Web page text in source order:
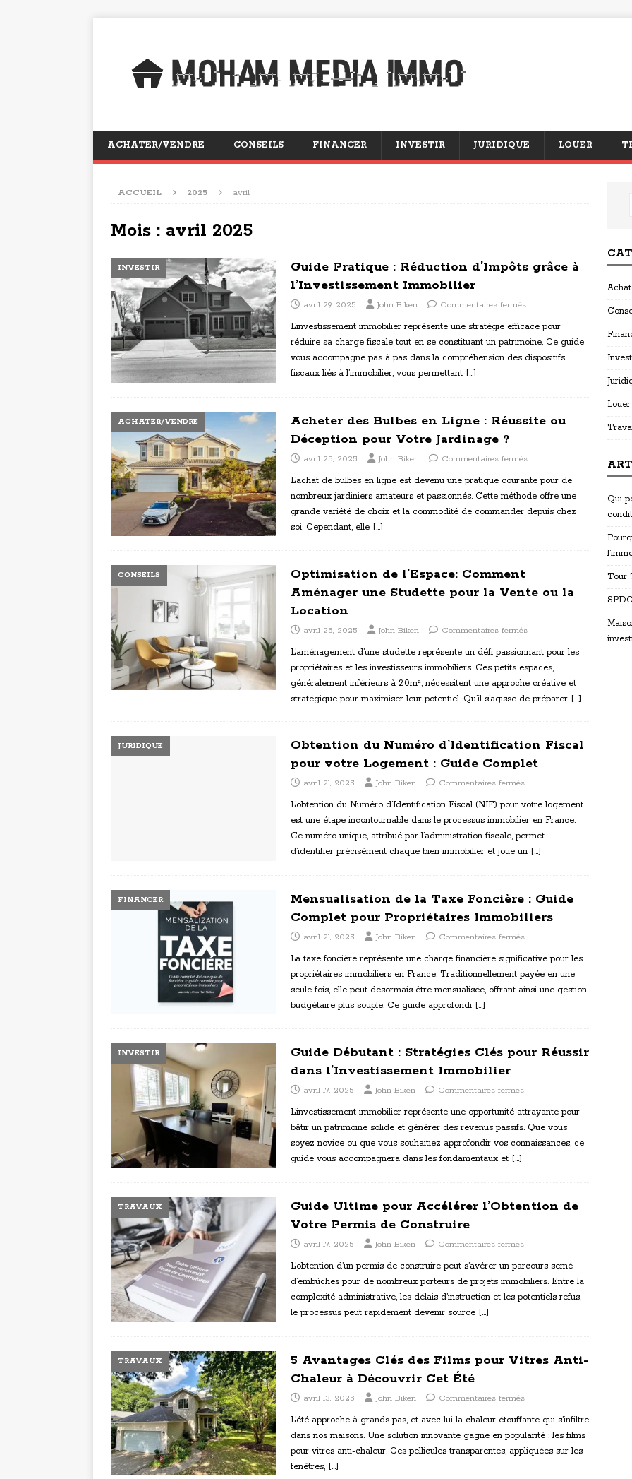
ACHATER/VENDRE CONSEILS FINANCER INVESTIR JURIDIQUE LOUER
ACCUEIL 2025 avril
Mois : avril 2025
INVESTIR
Guide Pratique : Réduction d’Impôts grâce à
l’Investissement Immobilier
avril 29, 2025 John Biken Commentaires fermés
L’investissement immobilier représente une stratégie efficace pour
réduire sa charge fiscale tout en se constituant un patrimoine. Ce guide
vous accompagne pas à pas dans la compréhension des dispositifs
fiscaux liés à l’immobilier, vous permettant […]
ACHATER/VENDRE
Acheter des Bulbes en Ligne : Réussite ou
Déception pour Votre Jardinage ?
avril 25, 2025 John Biken Commentaires fermés
L’achat de bulbes en ligne est devenu une pratique courante pour de
nombreux jardiniers amateurs et passionnés. Cette méthode offre une
grande variété de choix et la commodité de commander depuis chez
soi. Cependant, elle […]
CONSEILS
Optimisation de l’Espace: Comment
Aménager une Studette pour la Vente ou la
Location
avril 25, 2025 John Biken Commentaires fermés
L’aménagement d’une studette représente un défi passionnant pour les
propriétaires et les investisseurs immobiliers. Ces petits espaces,
généralement inférieurs à 20m², nécessitent une approche créative et
stratégique pour maximiser leur potentiel. Qu’il s’agisse de préparer […]
JURIDIQUE
Obtention du Numéro d’Identification Fiscal
pour votre Logement : Guide Complet
avril 21, 2025 John Biken Commentaires fermés
L’obtention du Numéro d’Identification Fiscal (NIF) pour votre logement
est une étape incontournable dans le processus immobilier en France.
Ce numéro unique, attribué par l’administration fiscale, permet
d’identifier précisément chaque bien immobilier et joue un […]
FINANCER
Mensualisation de la Taxe Foncière : Guide
Complet pour Propriétaires Immobiliers
avril 21, 2025 John Biken Commentaires fermés
La taxe foncière représente une charge financière significative pour les
propriétaires immobiliers en France. Traditionnellement payée en une
seule fois, elle peut désormais être mensualisée, offrant ainsi une gestion
budgétaire plus souple. Ce guide approfondi […]
INVESTIR
Guide Débutant : Stratégies Clés pour Réussir
dans l’Investissement Immobilier
avril 17, 2025 John Biken Commentaires fermés
L’investissement immobilier représente une opportunité attrayante pour
bâtir un patrimoine solide et générer des revenus passifs. Que vous
soyez novice ou que vous souhaitiez approfondir vos connaissances, ce
guide vous accompagnera dans les fondamentaux et […]
TRAVAUX
Guide Ultime pour Accélérer l’Obtention de
Votre Permis de Construire
avril 17, 2025 John Biken Commentaires fermés
L’obtention d’un permis de construire peut s’avérer un parcours semé
d’embûches pour de nombreux porteurs de projets immobiliers. Entre la
complexité administrative, les délais d’instruction et les potentiels refus,
le processus peut rapidement devenir source […]
TRAVAUX
5 Avantages Clés des Films pour Vitres Anti-
Chaleur à Découvrir Cet Été
avril 13, 2025 John Biken Commentaires fermés
L’été approche à grands pas, et avec lui la chaleur étouffante qui s’infiltre
dans nos maisons. Une solution innovante gagne en popularité : les films
pour vitres anti-chaleur. Ces pellicules transparentes, appliquées sur les
fenêtres, […]
Louer
Qui
Tour